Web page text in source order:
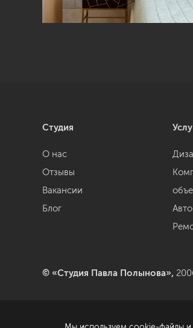
Студия
О нас
Отзывы
Вакансии
Блог
© «Студия Павла Полынова»,